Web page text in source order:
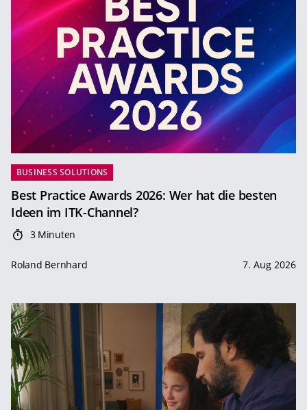
BUSINESS SOLUTIONS
Best Practice Awards 2026: Wer hat die besten
Ideen im ITK-Channel?
3 Minuten
Roland Bernhard 7. Aug 2026